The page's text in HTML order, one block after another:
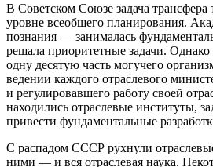
В Советском Союзе задача трансфера
уровне всеобщего планирования.
познания — занималась
решала приоритетные задачи. Однако
одну десятую часть могучего
ведении каждого отраслевого
и регулировавшего работу своей
находились отраслевые институты,
привести фундаментальные
С распадом СССР рухнули
ними — и вся отраслевая наука.